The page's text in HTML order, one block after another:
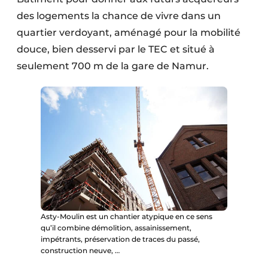
des logements la chance de vivre dans un
quartier verdoyant, aménagé pour la mobilité
douce, bien desservi par le TEC et situé à
seulement 700 m de la gare de Namur.
Asty-Moulin est un chantier atypique en ce sens
qu’il combine démolition, assainissement,
impétrants, préservation de traces du passé,
construction neuve, …